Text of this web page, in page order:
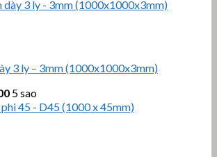
3 ly – 3mm (1000x1000x3mm)
5 sao